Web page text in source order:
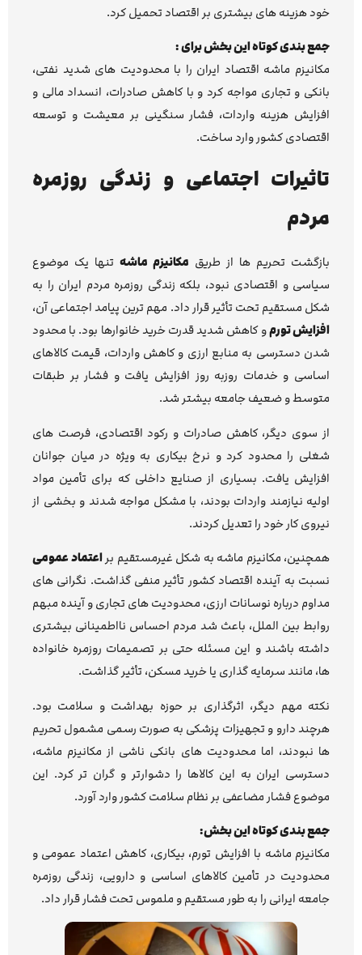
خود هزینه های بیشتری بر اقتصاد تحمیل کرد.
جمع بندی کوتاه این بخش برای :
مکانیزم ماشه اقتصاد ایران را با محدودیت های شدید نفتی،
بانکی و تجاری مواجه کرد و با کاهش صادرات، انسداد مالی و
افزایش هزینه واردات، فشار سنگینی بر معیشت و توسعه
اقتصادی کشور وارد ساخت.
تاثیرات اجتماعی و زندگی روزمره
مردم
بازگشت تحریم ها از طریق مکانیزم ماشه تنها یک موضوع
سیاسی و اقتصادی نبود، بلکه زندگی روزمره مردم ایران را به
شکل مستقیم تحت تأثیر قرار داد. مهم ترین پیامد اجتماعی آن،
افزایش تورمو کاهش شدید قدرت خرید خانوارها بود. با محدود
شدن دسترسی به منابع ارزی و کاهش واردات، قیمت کالاهای
اساسی و خدمات روزبه روز افزایش یافت و فشار بر طبقات
متوسط و ضعیف جامعه بیشتر شد.
از سوی دیگر، کاهش صادرات و رکود اقتصادی، فرصت های
شغلی را محدود کرد و نرخ بیکاری به ویژه در میان جوانان
افزایش یافت. بسیاری از صنایع داخلی که برای تأمین مواد
اولیه نیازمند واردات بودند، با مشکل مواجه شدند و بخشی از
نیروی کار خود را تعدیل کردند.
همچنین، مکانیزم ماشه به شکل غیرمستقیم براعتماد عمومی
نسبت به آینده اقتصاد کشور تأثیر منفی گذاشت. نگرانی های
مداوم درباره نوسانات ارزی، محدودیت های تجاری و آینده مبهم
روابط بین الملل، باعث شد مردم احساس نااطمینانی بیشتری
داشته باشند و این مسئله حتی بر تصمیمات روزمره خانواده
ها، مانند سرمایه گذاری یا خرید مسکن، تأثیر گذاشت.
نکته مهم دیگر، اثرگذاری بر حوزه بهداشت و سلامت بود.
هرچند دارو و تجهیزات پزشکی به صورت رسمی مشمول تحریم
ها نبودند، اما محدودیت های بانکی ناشی از مکانیزم ماشه،
دسترسی ایران به این کالاها را دشوارتر و گران تر کرد. این
موضوع فشار مضاعفی بر نظام سلامت کشور وارد آورد.
جمع بندی کوتاه این بخش:
مکانیزم ماشه با افزایش تورم، بیکاری، کاهش اعتماد عمومی و
محدودیت در تأمین کالاهای اساسی و دارویی، زندگی روزمره
جامعه ایرانی را به طور مستقیم و ملموس تحت فشار قرار داد.